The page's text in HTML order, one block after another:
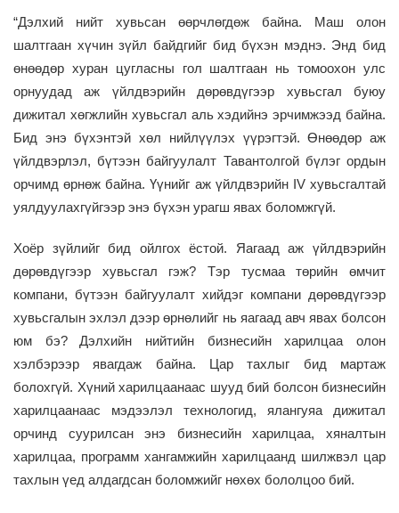
“Дэлхий нийт хувьсан өөрчлөгдөж байна. Маш олон
шалтгаан хүчин зүйл байдгийг бид бүхэн мэднэ. Энд бид
өнөөдөр хуран цугласны гол шалтгаан нь томоохон улс
орнуудад аж үйлдвэрийн дөрөвдүгээр хувьсгал буюу
дижитал хөгжлийн хувьсгал аль хэдийнэ эрчимжээд байна.
Бид энэ бүхэнтэй хөл нийлүүлэх үүрэгтэй. Өнөөдөр аж
үйлдвэрлэл, бүтээн байгуулалт Тавантолгой бүлэг ордын
орчимд өрнөж байна.Үүнийг аж үйлдвэрийн IV хувьсгалтай
уялдуулахгүйгээр энэ бүхэн урагш явах боломжгүй.
Хоёр зүйлийг бид ойлгох ёстой. Яагаадаж үйлдвэрийн
дөрөвдүгээр хувьсгал гэж? Тэр тусмаа төрийн өмчит
компани, бүтээн байгуулалт хийдэг компани дөрөвдүгээр
хувьсгалын эхлэл дээр өрнөлийг нь яагаад авч явах болсон
юм бэ?
Дэлхийн нийтийн бизнесийнхарилцаа олон
хэлбэрээр явагдаж байна. Цар тахлыг бид мартаж
болохгүй. Хүний харилцаанаас шууд бий болсон бизнесийн
харилцаанаас мэдээлэл технологид, ялангуяа дижитал
орчинд суурилсан энэ бизнесийн харилцаа, хяналтын
харилцаа, программ хангамжийн харилцаанд шилжвэл цар
тахлын үед алдагдсан боломжийг нөхөх бололцоо бий.